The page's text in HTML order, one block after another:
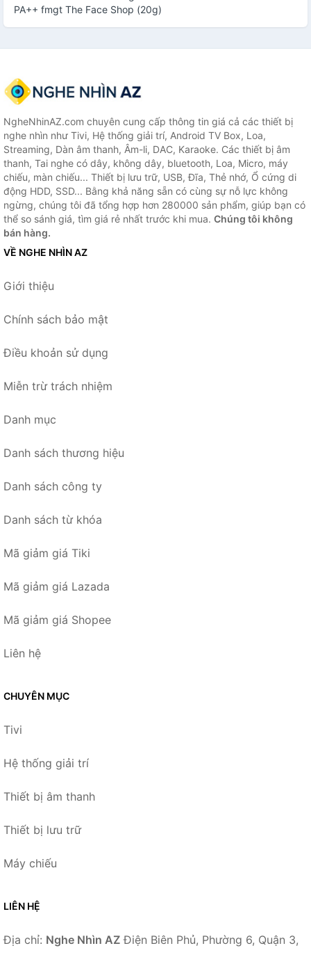
PA++ fmgt The Face Shop (20g)
NgheNhinAZ.com chuyên cung cấp thông tin giá cả các thiết bị
nghe nhìn như Tivi, Hệ thống giải trí, Android TV Box, Loa,
Streaming, Dàn âm thanh, Âm-li, DAC, Karaoke. Các thiết bị âm
thanh, Tai nghe có dây, không dây, bluetooth, Loa, Micro, máy
chiếu, màn chiếu... Thiết bị lưu trữ, USB, Đĩa, Thẻ nhớ, Ổ cứng di
động HDD, SSD... Bằng khả năng sẵn có cùng sự nỗ lực không
ngừng, chúng tôi đã tổng hợp hơn 280000 sản phẩm, giúp bạn có
thể so sánh giá, tìm giá rẻ nhất trước khi mua. Chúng tôi không
bán hàng.
VỀ NGHE NHÌN AZ
Giới thiệu
Chính sách bảo mật
Điều khoản sử dụng
Miễn trừ trách nhiệm
Danh mục
Danh sách thương hiệu
Danh sách công ty
Danh sách từ khóa
Mã giảm giá Tiki
Mã giảm giá Lazada
Mã giảm giá Shopee
Liên hệ
CHUYÊN MỤC
Tivi
Hệ thống giải trí
Thiết bị âm thanh
Thiết bị lưu trữ
Máy chiếu
LIÊN HỆ
Địa chỉ: Nghe Nhìn AZ Điện Biên Phủ, Phường 6, Quận 3,